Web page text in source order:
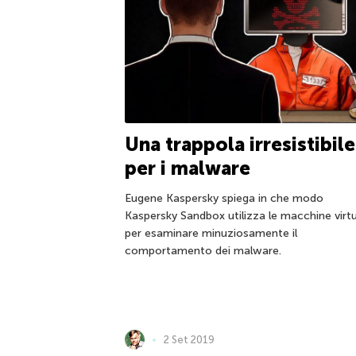
Una trappola irresistibile
per i malware
Eugene Kaspersky spiega in che modo
Kaspersky Sandbox utilizza le macchine
per esaminare minuziosamente il
comportamento dei malware.
2 Set 2019